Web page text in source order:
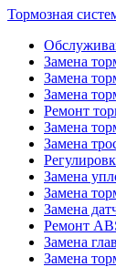
Тормозная
Замена
Замена
Замена
Ремонт
Замена
Замена
Замена
Замена
Замена
Ремонт
Замена
Замена